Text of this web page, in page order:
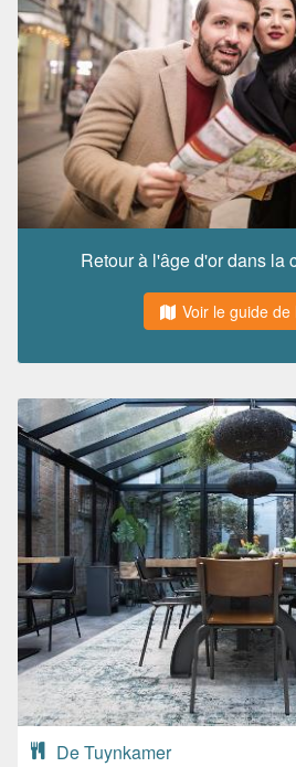
Retour à l'âge d'or dans la
Voir le guide de
De Tuynkamer